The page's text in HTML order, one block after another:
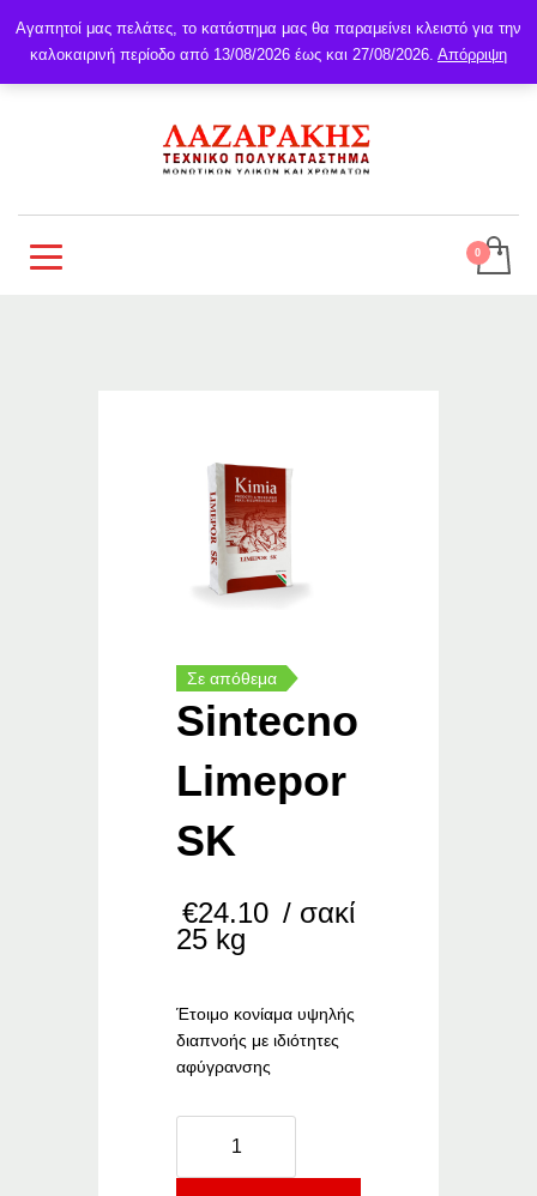
Σε απόθεμα
Sintecno
Limepor
SK
€24.10 / σακί
25 kg
Έτοιμο κονίαμα υψηλής
διαπνοής με ιδιότητες
αφύγρανσης
Limepor
SK
Αγαπητοί μας πελάτες, το κατάστημα μας θα παραμείνει κλειστό για την
καλοκαιρινή περίοδο από 13/08/2026 έως και 27/08/2026. Απόρριψη